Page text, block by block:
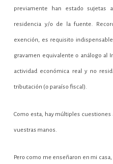
previamente han estado sujetas
residencia y/o de la fuente.
exención, es requisito
gravamen equivalente o análogo al
actividad económica real y no
tributación (o paraíso fiscal).
Como esta, hay múltiples cuestiones
vuestras manos.
Pero como me enseñaron en mi